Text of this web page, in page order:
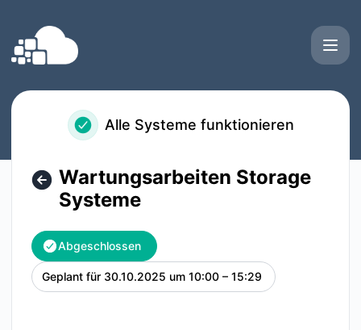
Alle Systeme funktionieren
Wartungsarbeiten Storage
Systeme
Abgeschlossen
Geplant für 30.10.2025 um 10:00 – 15:29 UTC